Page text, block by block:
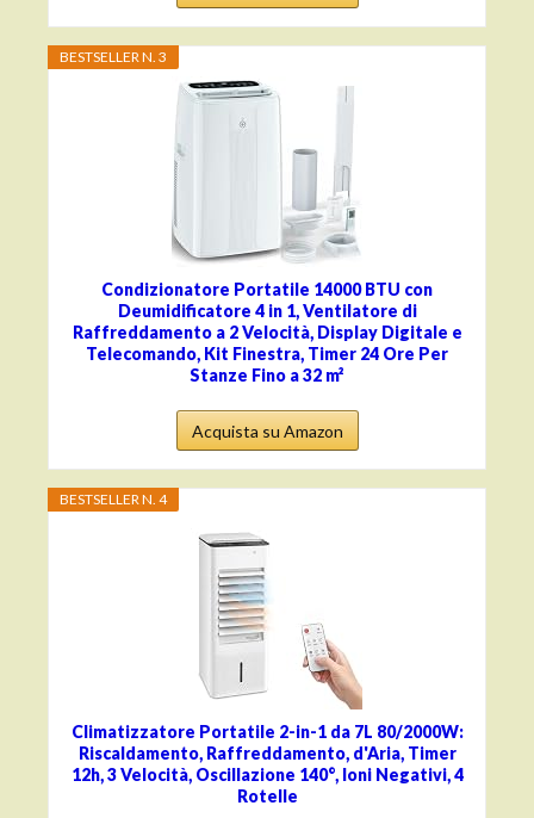
BESTSELLER N. 3
Condizionatore Portatile 14000 BTU con
Deumidificatore 4 in 1, Ventilatore di
Raffreddamento a 2 Velocità, Display Digitale e
Telecomando, Kit Finestra, Timer 24 Ore Per
Stanze Fino a 32 m²
Acquista su Amazon
BESTSELLER N. 4
Climatizzatore Portatile 2-in-1 da 7L 80/2000W:
Riscaldamento, Raffreddamento, d'Aria, Timer
12h, 3 Velocità, Oscillazione 140°, Ioni Negativi, 4
Rotelle